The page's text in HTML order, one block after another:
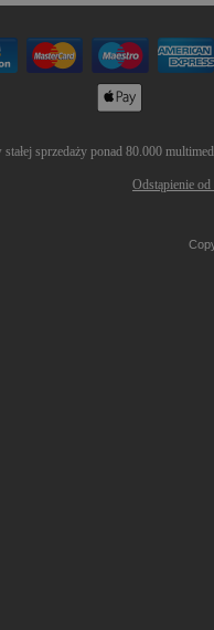
sprzedaży ponad 80.000
Odstąpienie